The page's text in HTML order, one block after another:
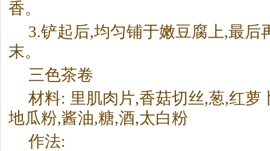
香。
3.铲起后,均匀铺于嫩豆腐上,最后
末。
三色茶卷
材料: 里肌肉片,香菇切丝,葱,红萝
地瓜粉,酱油,糖,酒,太白粉
作法: